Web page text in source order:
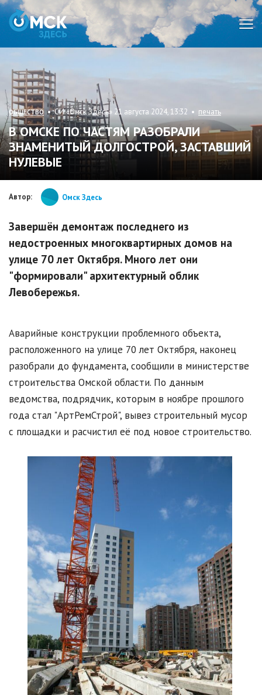
ОБЩЕСТВО• СИ «Омск Здесь» 21 августа 2024, 13:32 • печать
В ОМСКЕ ПО ЧАСТЯМ РАЗОБРАЛИ
ЗНАМЕНИТЫЙ ДОЛГОСТРОЙ, ЗАСТАВШИЙ
НУЛЕВЫЕ
Автор: Омск Здесь
Завершён демонтаж последнего из
недостроенных многоквартирных домов на
улице 70 лет Октября. Много лет они
"формировали" архитектурный облик
Левобережья.
Аварийные конструкции проблемного объекта,
расположенного на улице 70 лет Октября, наконец
разобрали до фундамента, сообщили в министерстве
строительства Омской области. По данным
ведомства, подрядчик, которым в ноябре прошлого
года стал "АртРемСтрой", вывез строительный мусор
с площадки и расчистил её под новое строительство.